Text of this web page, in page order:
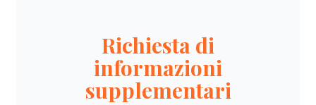
Richiesta di
informazioni
supplementari